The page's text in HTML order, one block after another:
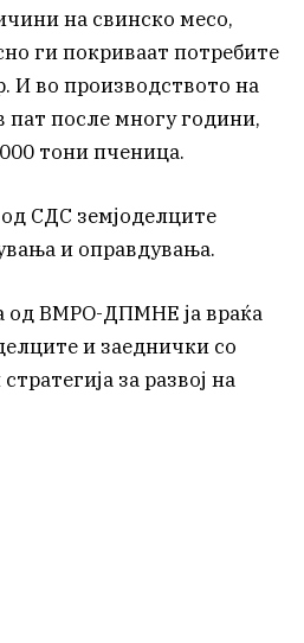
на свинско месо,
ги покриваат потребите
И во производството на
пат после многу години,
тони пченица.
СДС земјоделците
и оправдувања.
од ВМРО-ДПМНЕ ја враќа
и заеднички со
за развој на